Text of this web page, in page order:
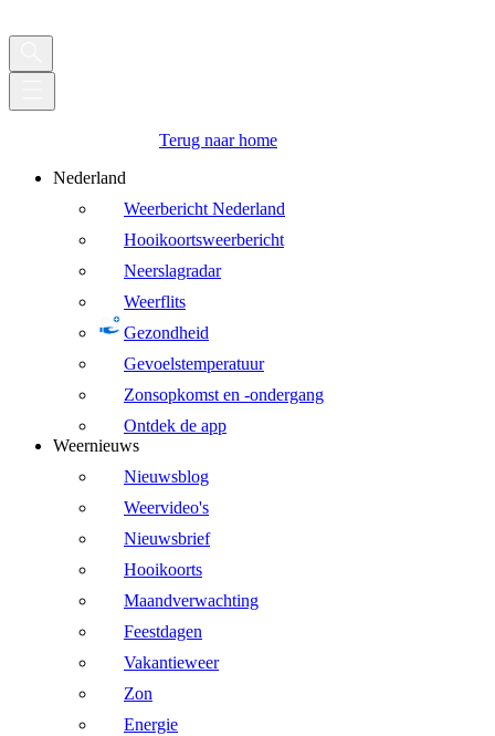
Terug naar home
Nederland
Weerbericht Nederland
Hooikoortsweerbericht
Neerslagradar
Weerflits
Gezondheid
Gevoelstemperatuur
Zonsopkomst en -ondergang
Ontdek de app
Weernieuws
Nieuwsblog
Weervideo's
Nieuwsbrief
Hooikoorts
Maandverwachting
Feestdagen
Vakantieweer
Zon
Energie